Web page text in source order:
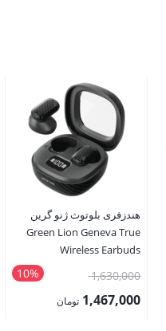
هندزفری بلوتوث ژنو گرین
Green Lion Geneva True
Wireless Earbuds
10% 1,630,000قیمت
اصلی:1,467,000 تومان